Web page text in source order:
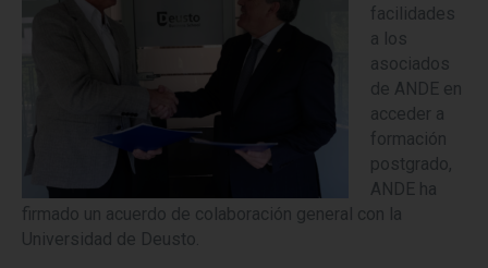
facilidades
a los
asociados
de ANDE en
acceder a
formación
postgrado,
ANDE ha
firmado un acuerdo de colaboración general con la
Universidad de Deusto.